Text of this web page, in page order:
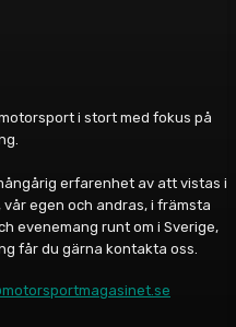
i stort med fokus på
erfarenhet av att vistas i
egen och andras, i främsta
evenemang runt om i Sverige,
får du gärna kontakta oss.